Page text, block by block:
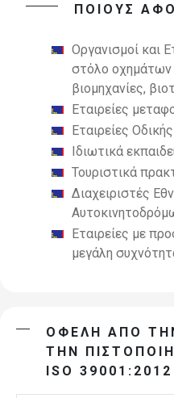
ΠΟΙΟΥΣ
Οργανισμοί και
στόλο οχημάτων
βιομηχανίες,
Εταιρείες
Εταιρείες
Ιδιωτικά
Τουριστικά
Διαχειριστές
Εταιρείες με
μεγάλη
ΟΦΕΛΗ ΑΠΟ
ΤΗΝ
ISO 39001:2012